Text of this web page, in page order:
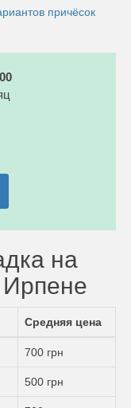
причёсок
на
Ирпене
Средняя цена
700 грн
500 грн